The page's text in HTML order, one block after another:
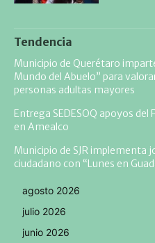
Tendencia
Municipio de Querétaro
Mundo del Abuelo” para
personas adultas mayores
Entrega SEDESOQ apoyos
en Amealco
Municipio de SJR implementa
ciudadano con “Lunes en
agosto 2026
julio 2026
junio 2026